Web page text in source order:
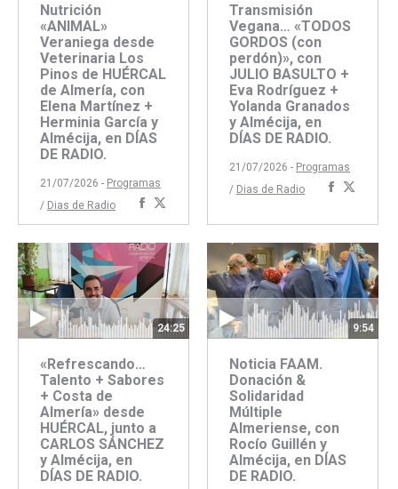
Nutrición
«ANIMAL»
Veraniega desde
Veterinaria Los
Pinos de HUÉRCAL
de Almería, con
Elena Martínez +
Herminia García y
Almécija, en DÍAS
DE RADIO.
21/07/2026 - Programas
/ Dias de Radio
Compartir
con
Facebook
con
Twitter
Transmisión
Vegana… «TODOS
GORDOS (con
perdón)», con
JULIO BASULTO +
Eva Rodríguez +
Yolanda Granados
y Almécija, en
DÍAS DE RADIO.
21/07/2026 - Programas
/ Dias de Radio
Compartir
24:25
«Refrescando…
Talento + Sabores
+ Costa de
Almería» desde
HUÉRCAL, junto a
CARLOS SÁNCHEZ
y Almécija, en
DÍAS DE RADIO.
9:54
Noticia FAAM.
Donación &
Solidaridad
Múltiple
Almeriense, con
Rocío Guillén y
Almécija, en DÍAS
DE RADIO.